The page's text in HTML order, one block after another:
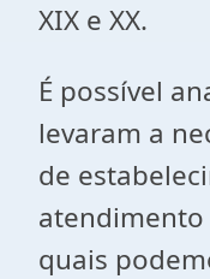
XIX e XX.
É possível
levaram a
de
atendimento
quais